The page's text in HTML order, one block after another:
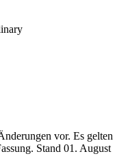
vor. Es gelten
Stand 01. August